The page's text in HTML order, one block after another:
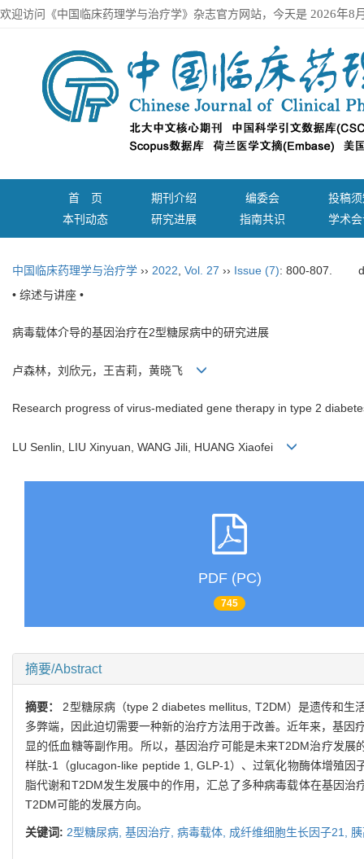
欢迎访问《中国临床药理学与治疗学》杂志官方网站，今天是 2026年8
首 页 期刊介绍 编委会
投稿
本刊动态
研究进展 指南共识 学术
中国临床药理学与治疗学 ›› 2022 Vol. 27 ›› Issue (7): 800-807.
• 综述与讲座 •
病毒载体介导的基因治疗在2型糖尿病中的研究进展
卢森林，刘欣元，王吉莉，黄晓飞
Research progress of virus-mediated gene therapy in type 2
LU Senlin, LIU Xinyuan, WANG Jili, HUANG Xiaofei
PDF (PC)
745
摘要/Abstract
摘要： 2型糖尿病（type 2 diabetes mellitus, T2DM）是遗传和生
多弊端，因此迫切需要一种新的治疗方法用于改善。近年来，基
显的低血糖等副作用。所以，基因治疗可能是未来T2DM治疗发
样肽-1（glucagon-like peptide 1, GLP-1）、过氧化物酶体增殖
脂代谢和T2DM发生发展中的作用，汇总了多种病毒载体在基因
T2DM可能的发展方向。
关键词: 2型糖尿病, 基因治疗, 病毒载体, 成纤维细胞生长因子21,